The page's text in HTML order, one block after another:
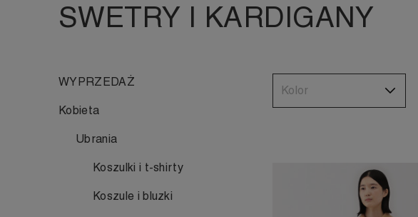
SWETRY I KARDIGANY
WYPRZEDAŻ
Kobieta
Ubrania
Koszulki i t-shirty
Koszule i bluzki
Kolor